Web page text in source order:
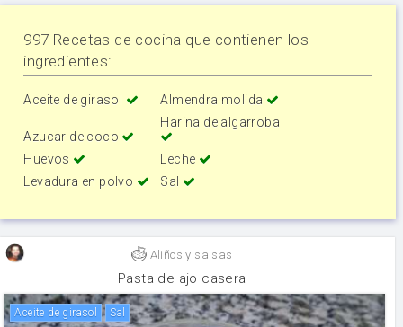
997 Recetas de cocina que contienen los
ingredientes:
Aceite de girasol Almendra molida
Azucar de coco
Harina de algarroba
Huevos
Leche
Levadura en polvo
Sal
Aliños y salsas
Pasta de ajo casera
aceite de girasol sal